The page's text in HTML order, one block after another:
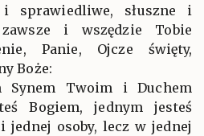
sprawiedliwe, słuszne i
i wszędzie Tobie
Panie, Ojcze święty,
Boże:
Synem Twoim i Duchem
Bogiem, jednym jesteś
jednej osoby, lecz w jednej